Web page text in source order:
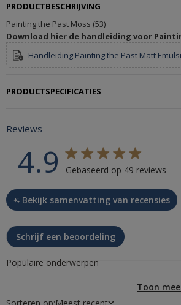
PRODUCTBESCHRIJVING
Painting the Past Moss (53)
Download hier de handleiding voor
Handleiding Painting the Past Matt
PRODUCTSPECIFICATIES
Reviews
4.9 4.9 star rating
Gebaseerd op 49 reviews
4.9 out of 5
49
Bekijk samenvatting van recensies
Schrijf een beoordeling
Populaire onderwerpen
Toon
Sorteren op:Meest recent